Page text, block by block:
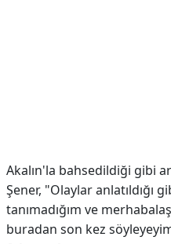
Akalın'la bahsedildiği gibi
Şener, "Olaylar anlatıldığı
tanımadığım ve
buradan son kez